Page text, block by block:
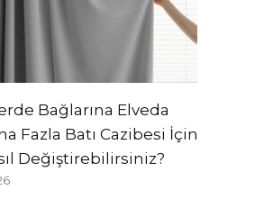
Bağlarına Elveda
Fazla Batı Cazibesi İçin
Değiştirebilirsiniz?